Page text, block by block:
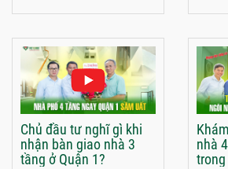
Chủ đầu tư nghĩ gì khi
nhận bàn giao nhà 3
tầng ở Quận 1?
nhà
trong